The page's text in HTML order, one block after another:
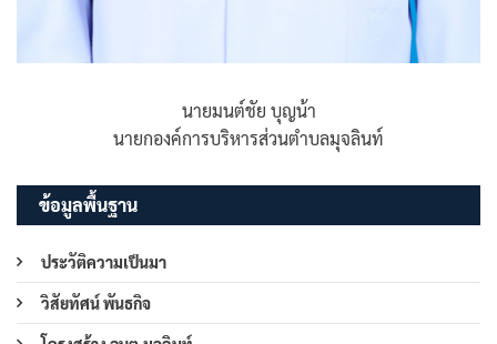
นายมนต์ชัย บุญน้า
นายกองค์การบริหารส่วนตำบลมุจลินท์
ข้อมูลพื้นฐาน
ประวัติความเป็นมา
วิสัยทัศน์ พันธกิจ